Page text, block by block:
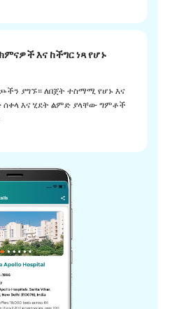
እና ከችግር ነጻ የሆኑ
ያግኙ። ለበጀት ተስማሚ የሆኑ እና
ሰቀላ እና ሂደት ልምድ ያላቸው ግምቶች